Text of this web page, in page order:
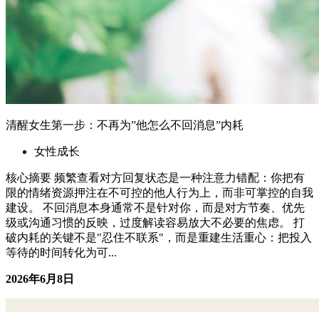
清醒女生第一步：不再为”他怎么不回消息”内耗
女性成长
核心摘要 频繁查看对方回复状态是一种注意力错配：你把有
限的情绪资源押注在不可控的他人行为上，而非可掌控的自我
建设。 不回消息本身通常不是针对你，而是对方节奏、优先
级或沟通习惯的反映，过度解读容易放大不必要的焦虑。 打
破内耗的关键不是"忍住不联系"，而是重建生活重心：把投入
等待的时间转化为可...
2026年6月8日